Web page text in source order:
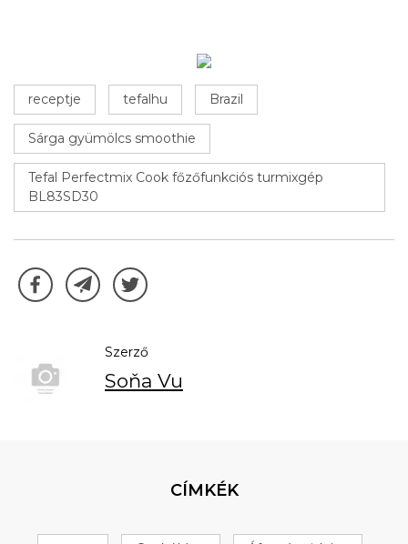
receptje tefalhu Brazil
Sárga gyümölcs smoothie
Tefal Perfectmix Cook főzőfunkciós turmixgép
BL83SD30
Szerző
Soňa Vu
CÍMKÉK